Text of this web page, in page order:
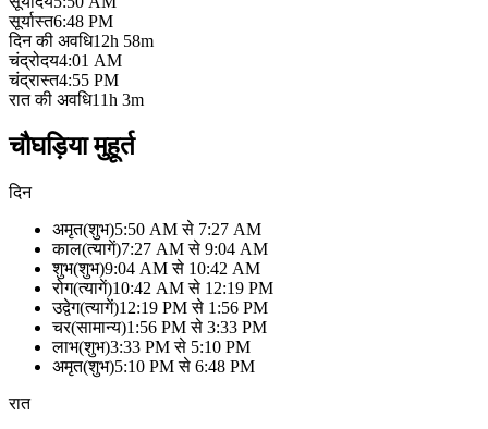
सूर्यास्त6:48 PM
दिन की अवधि12h 58m
चंद्रोदय4:01 AM
चंद्रास्त4:55 PM
रात की अवधि11h 3m
चौघड़िया मुहूर्त
दिन
अमृत(शुभ)5:50 AM से 7:27 AM
काल(त्यागें)7:27 AM से 9:04 AM
शुभ(शुभ)9:04 AM से 10:42 AM
रोग(त्यागें)10:42 AM से 12:19 PM
उद्वेग(त्यागें)12:19 PM से 1:56 PM
चर(सामान्य)1:56 PM से 3:33 PM
लाभ(शुभ)3:33 PM से 5:10 PM
अमृत(शुभ)5:10 PM से 6:48 PM
रात